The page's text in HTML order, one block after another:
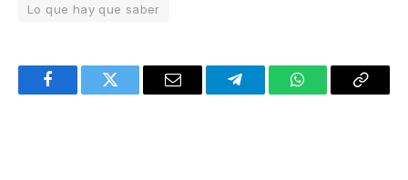
Lo que hay que saber
FacebookTwitter Email TelegramWhatsAppCopy